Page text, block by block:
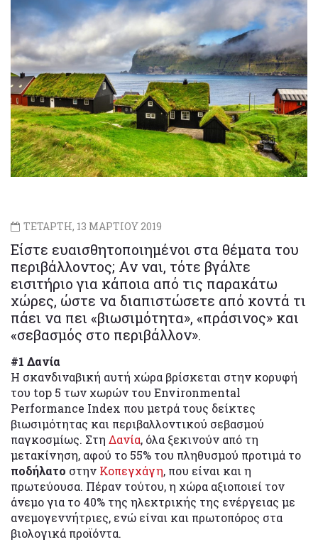
ΤΕΤΑΡΤΗ, 13 ΜΑΡΤΙΟΥ 2019
Είστε ευαισθητοποιημένοι στα θέματα του
περιβάλλοντος; Αν ναι, τότε βγάλτε
εισιτήριο για κάποια από τις παρακάτω
χώρες, ώστε να διαπιστώσετε από κοντά τι
πάει να πει «βιωσιμότητα», «πράσινος» και
«σεβασμός στο περιβάλλον».
#1 Δανία
Η σκανδιναβική αυτή χώρα βρίσκεται στην κορυφή
του top 5 των χωρών του Environmental
Performance Index που μετρά τους δείκτες
βιωσιμότητας και περιβαλλοντικού σεβασμού
παγκοσμίως. Στη Δανία, όλα ξεκινούν από τη
μετακίνηση, αφού το 55% του πληθυσμού προτιμά το
ποδήλατο στην Κοπεγχάγη, που είναι και η
πρωτεύουσα. Πέραν τούτου, η χώρα αξιοποιεί τον
άνεμο για το 40% της ηλεκτρικής της ενέργειας με
ανεμογεννήτριες, ενώ είναι και πρωτοπόρος στα
βιολογικά προϊόντα.